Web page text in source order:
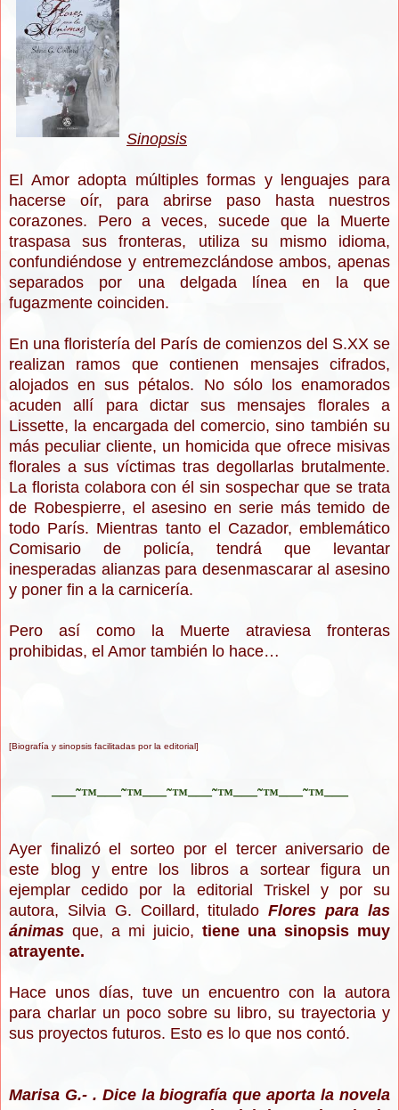
Sinopsis
El Amor adopta múltiples formas y lenguajes para
hacerse oír, para abrirse paso hasta nuestros
corazones. Pero a veces, sucede que la Muerte
traspasa sus fronteras, utiliza su mismo idioma,
confundiéndose y entremezclándose ambos, apenas
separados por una delgada línea en la que
fugazmente coinciden.
En una floristería del París de comienzos del S.XX se
realizan ramos que contienen mensajes cifrados,
alojados en sus pétalos. No sólo los enamorados
acuden allí para dictar sus mensajes florales a
Lissette, la encargada del comercio, sino también su
más peculiar cliente, un homicida que ofrece misivas
florales a sus víctimas tras degollarlas brutalmente.
La florista colabora con él sin sospechar que se trata
de Robespierre, el asesino en serie más temido de
todo París. Mientras tanto el Cazador, emblemático
Comisario de policía, tendrá que levantar
inesperadas alianzas para desenmascarar al asesino
y poner fin a la carnicería.
Pero así como la Muerte atraviesa fronteras
prohibidas, el Amor también lo hace…
[Biografía y sinopsis facilitadas por la editorial]
–—˜™–—˜™–—˜™–—˜™–—˜™–—˜™–—
Ayer finalizó el sorteo por el tercer aniversario de
este blog y entre los libros a sortear figura un
ejemplar cedido por la editorial Triskel y por su
autora, Silvia G. Coillard, tituladoFlores para las
ánimas que, a mi juicio, tiene una sinopsis muy
atrayente.
Hace unos días, tuve un encuentro con la autora
para charlar un poco sobre su libro, su trayectoria y
sus proyectos futuros. Esto es lo que nos contó.
Marisa G.- . Dice la biografía que aporta la novela